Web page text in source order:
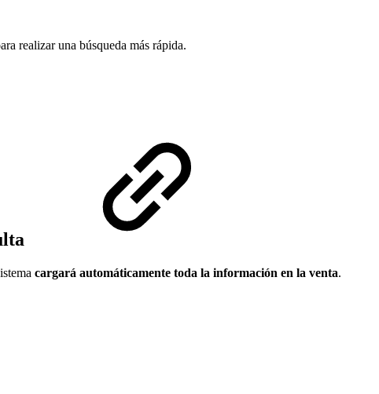
realizar una búsqueda más rápida.
cargará automáticamente toda la información en la venta.